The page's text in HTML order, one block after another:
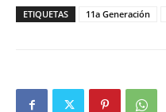
ETIQUETAS 11a Generación